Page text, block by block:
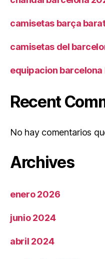
camisetas barça
camisetas del
equipacion barcelona
Recent
No hay comentarios
Archives
enero 2026
junio 2024
abril 2024